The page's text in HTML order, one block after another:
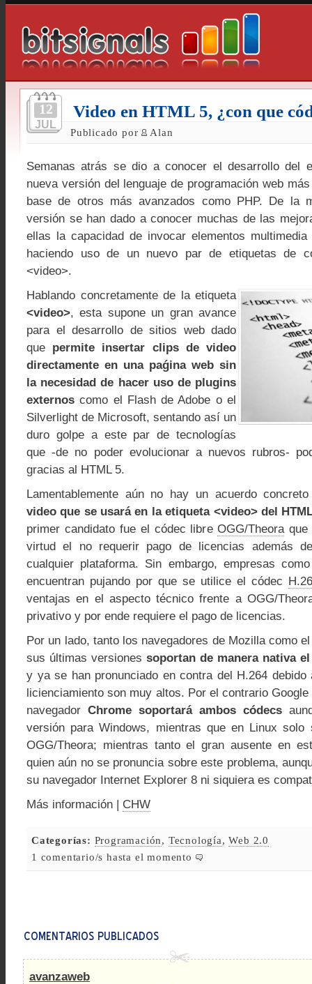
12
JUL
Video en HTML 5, ¿con que
Publicado por Alan
Semanas atrás se dio a conocer el desarrollo del
nueva versión del lenguaje de programación web
base de otros más avanzados como PHP. De la
versión se han dado a conocer muchas de las
ellas la capacidad de invocar elementos
haciendo uso de un nuevo par de etiquetas de
<video>.
Hablando concretamente de la etiqueta
<video>, esta supone un gran avance
para el desarrollo de sitios web dado
que permite insertar clips de video
directamente en una paǵina web sin
la necesidad de hacer uso de plugins
externos como el Flash de Adobe o el
Silverlight de Microsoft, sentando así un
duro golpe a este par de tecnologías
que -de no poder evolucionar a nuevos rubros-
gracias al HTML 5.
Lamentablemente aún no hay un acuerdo
video que se usará en la etiqueta <video> del
primer candidato fue el códec libreOGG/Theoraque
virtud el no requerir pago de licencias además
cualquier plataforma. Sin embargo, empresas
encuentran pujando por que se utilice el códec
ventajas en el aspecto técnico frente a OGG/
privativo y por ende requiere el pago de licencias.
Por un lado, tanto los navegadores de Mozilla como
sus últimas versiones soportan de manera nativa
y ya se han pronunciado en contra del H.264
licienciamiento son muy altos. Por el contrario
navegador Chrome soportará ambos códecs
versión para Windows, mientras que en Linux solo
OGG/Theora; mientras tanto el gran ausente en
quien aún no se pronuncia sobre este problema,
su navegador Internet Explorer 8 ni siquiera es
Más información | CHW
Categorías: Programación, Tecnología,Web 2.0
1 comentario/s hasta el momento
avanzaweb